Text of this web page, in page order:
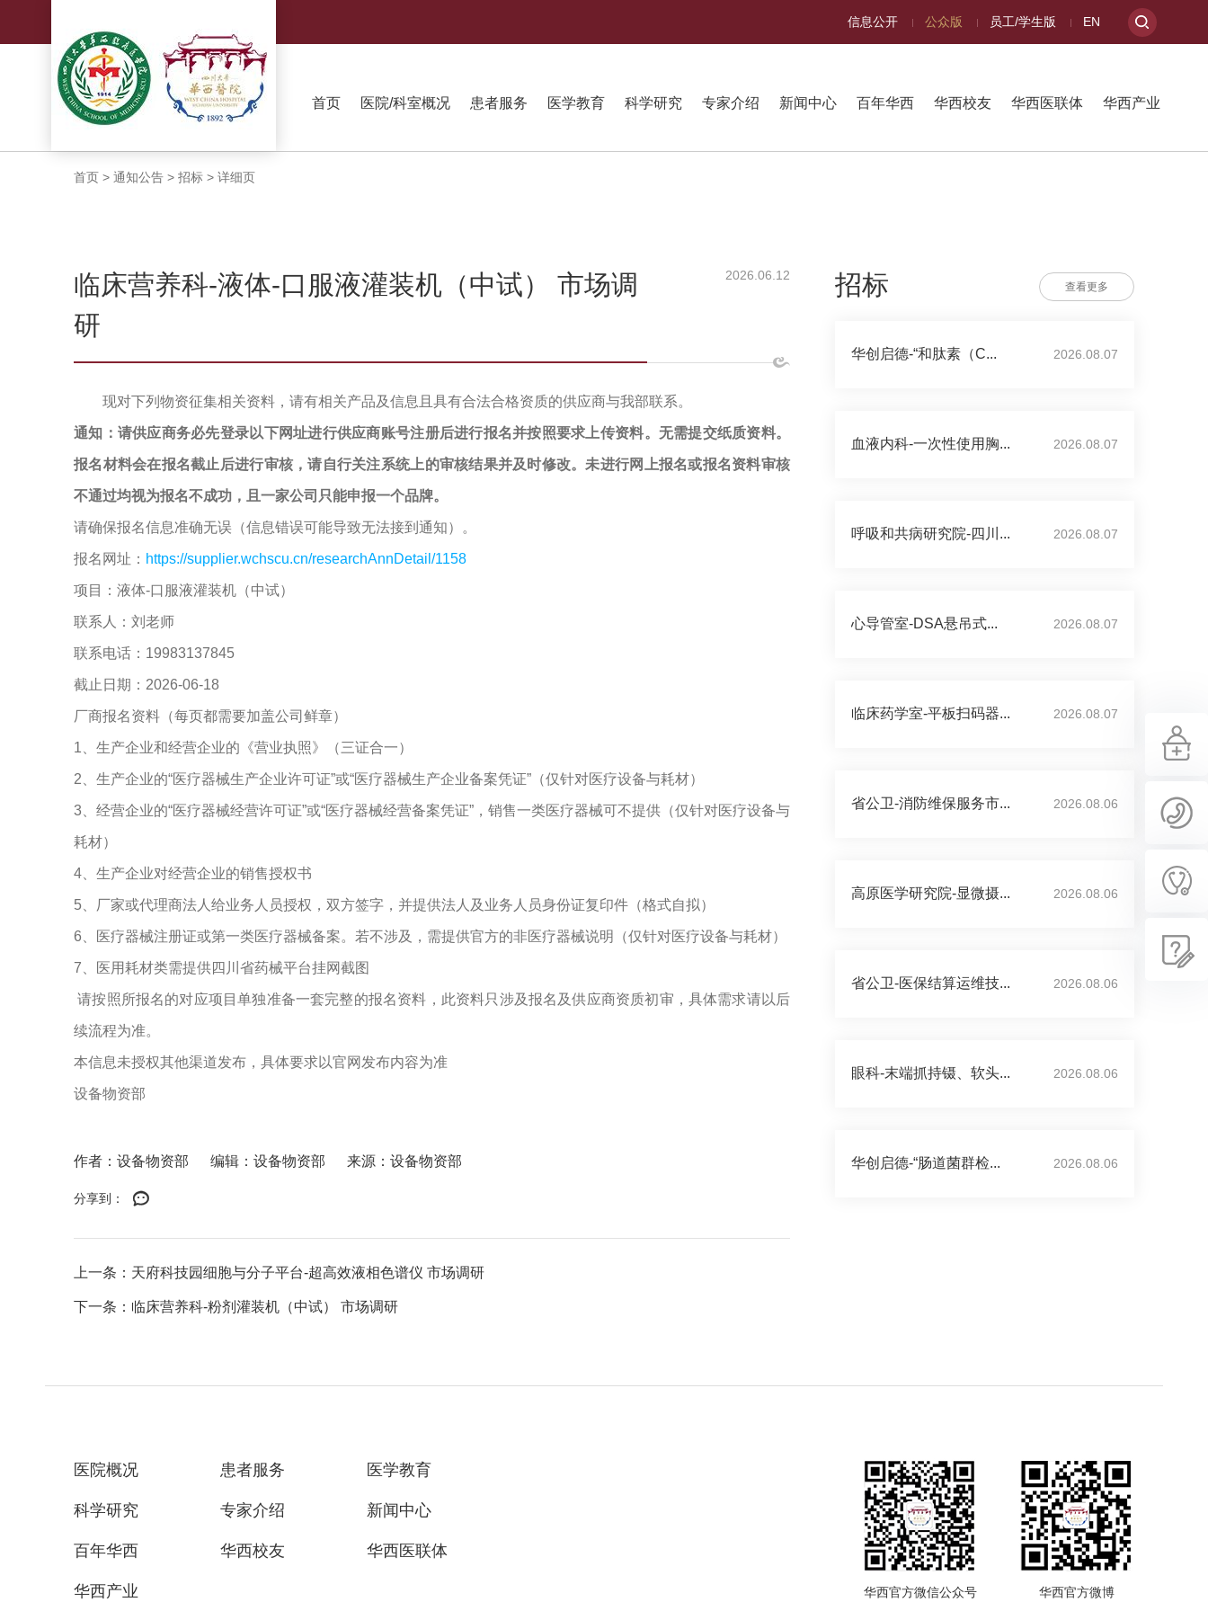
信息公开 公众版 员工/学生版 EN
首页 医院/科室概况 患者服务 医学教育 科学研究 专家介绍 新闻中心 百年华西 华西校友 华西医联体 华西产业
首页 > 通知公告 > 招标 > 详细页
临床营养科-液体-口服液灌装机（中试） 市场调
研
2026.06.12
现对下列物资征集相关资料，请有相关产品及信息且具有合法合格资质的供应商与我部联系。
通知：请供应商务必先登录以下网址进行供应商账号注册后进行报名并按照要求上传资料。无需提交纸质资料。
报名材料会在报名截止后进行审核，请自行关注系统上的审核结果并及时修改。未进行网上报名或报名资料审核
不通过均视为报名不成功，且一家公司只能申报一个品牌。
请确保报名信息准确无误（信息错误可能导致无法接到通知）。
报名网址： https://supplier.wchscu.cn/researchAnnDetail/1158
项目：液体-口服液灌装机（中试）
联系人：刘老师
联系电话：19983137845
截止日期：2026-06-18
厂商报名资料（每页都需要加盖公司鲜章）
1、生产企业和经营企业的《营业执照》（三证合一）
2、生产企业的“医疗器械生产企业许可证”或“医疗器械生产企业备案凭证”（仅针对医疗设备与耗材）
3、经营企业的“医疗器械经营许可证”或“医疗器械经营备案凭证”，销售一类医疗器械可不提供（仅针对医疗设备与
耗材）
4、生产企业对经营企业的销售授权书
5、厂家或代理商法人给业务人员授权，双方签字，并提供法人及业务人员身份证复印件（格式自拟）
6、医疗器械注册证或第一类医疗器械备案。若不涉及，需提供官方的非医疗器械说明（仅针对医疗设备与耗材）
7、医用耗材类需提供四川省药械平台挂网截图
请按照所报名的对应项目单独准备一套完整的报名资料，此资料只涉及报名及供应商资质初审，具体需求请以后
续流程为准。
本信息未授权其他渠道发布，具体要求以官网发布内容为准
设备物资部
作者：设备物资部 编辑：设备物资部 来源：设备物资部
分享到：
上一条：天府科技园细胞与分子平台-超高效液相色谱仪 市场调研
下一条：临床营养科-粉剂灌装机（中试） 市场调研
招标 查看更多
华创启德-“和肽素（C... 2026.08.07
血液内科-一次性使用胸... 2026.08.07
呼吸和共病研究院-四川... 2026.08.07
心导管室-DSA悬吊式... 2026.08.07
临床药学室-平板扫码器... 2026.08.07
省公卫-消防维保服务市... 2026.08.06
高原医学研究院-显微摄... 2026.08.06
省公卫-医保结算运维技... 2026.08.06
眼科-末端抓持镊、软头... 2026.08.06
华创启德-“肠道菌群检... 2026.08.06
医院概况 患者服务 医学教育
科学研究 专家介绍 新闻中心
百年华西 华西校友 华西医联体
华西产业 华西官方微信公众号 华西官方微博